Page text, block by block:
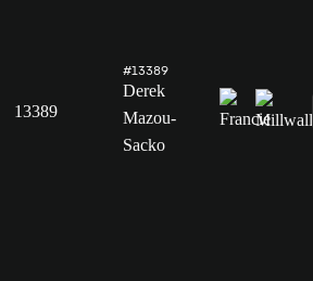
13389
#13389
Derek
Mazou-
Sacko